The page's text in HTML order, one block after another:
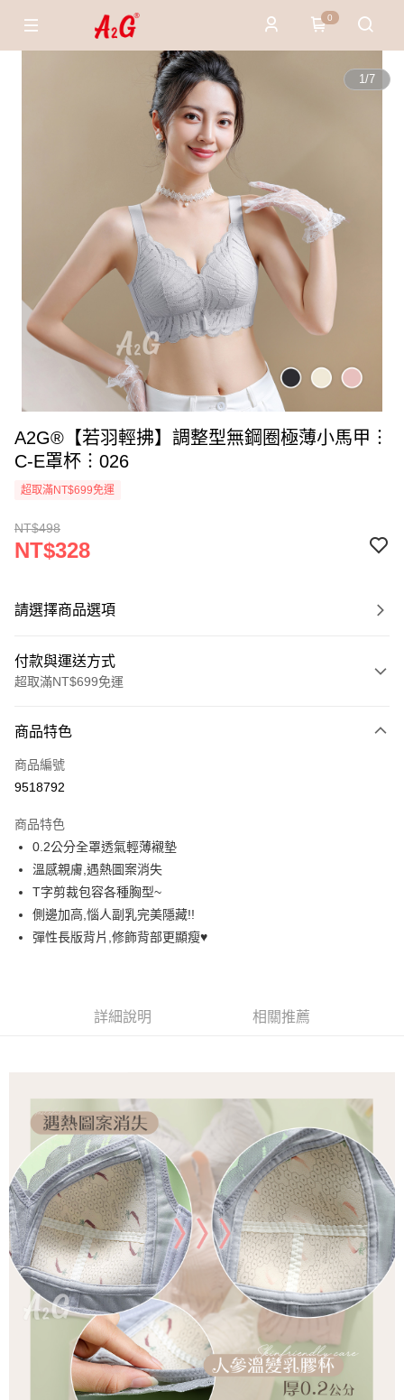
0
1/7
A2G®【若羽輕拂】調整型無鋼圈極薄小馬甲︙
C-E罩杯︙026
超取滿NT$699免運
NT$498
NT$328
請選擇商品選項
付款與運送方式
超取滿NT$699免運
信用卡一次付款
超商取貨付款
街口支付
悠遊付
AFTEE先享後付
相關說明
２．便利：只要手機號碼，簡訊認證，即可結帳。
結帳頁面，進行簡訊認證並確認金額後，即可完成結帳。
２．訂單成立數日內，您將收到繳費通知簡訊。
３．收到繳費通知簡訊後14天內，點擊此簡訊中的連結，可透過四大超商／
ATM／網路銀行／等多元方式進行付款，方視為交易完成。
※ 請注意：結帳手續完成當下不需立刻繳費，但若您需要取消訂單，請聯絡
購買商品的店家。未經商家同意取消之訂單仍視為有效，需透過AFTEE先享
後付繳納相關費用。
※ 交易是否成功請以「AFTEE先享後付 」之結帳頁面顯示為準，若有關於
是否繳費成功／繳費後需取消欲退款等相關疑問，請聯繫「AFTEE先享後付
客戶支援中心」https://netprotections.freshdesk.com/support/home
【注意事項】
１．透過由恩沛科技股份有限公司提供之「AFTEE先享後付」服務完成之交
易，需依本服務之必要範圍內提供個人資料，並將交易相關給付款項請求債
權轉讓予恩沛科技股份有限公司。
２．關於個人資料處理事宜，請瀏覽以下網址：
https://aftee.tw/terms/#terms3
３．未成年的使用者請事先徵得法定代理人或監護人之同意方可使用
「AFTEE先享後付」，若未經同意申辦者引起之損失，本公司不負相關責
付款後全家取貨
每筆NT$60，滿NT$699(含以上)免運費
7-11取貨付款
每筆NT$60，滿NT$699(含以上)免運費
付款後7-11取貨
每筆NT$60，滿NT$699(含以上)免運費
宅配
每筆NT$100，滿NT$2,000(含以上)免運費
商品特色
商品編號
9518792
商品特色
0.2公分全罩透氣輕薄襯墊
溫感親膚,遇熱圖案消失
T字剪裁包容各種胸型~
側邊加高,惱人副乳完美隱藏!!
彈性長版背片,修飾背部更顯瘦♥️
詳細說明 相關推薦